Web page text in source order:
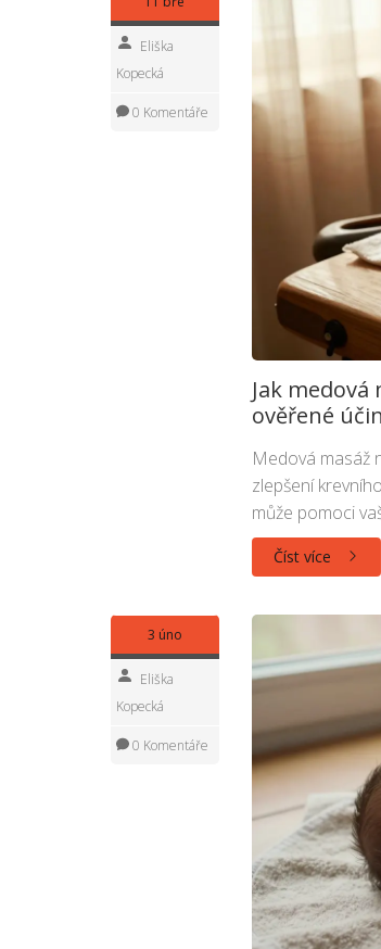
Eliška
Kopecká
0 Komentáře
Jak
ověřené
Medová masáž
zlepšení
může pomoci
Číst více
3 úno
Eliška
Kopecká
0 Komentáře